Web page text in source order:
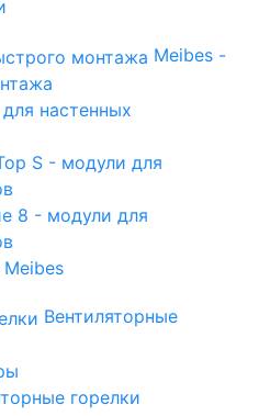
Meibes -
настенных
S - модули для
8 - модули для
Вентиляторные
горелки